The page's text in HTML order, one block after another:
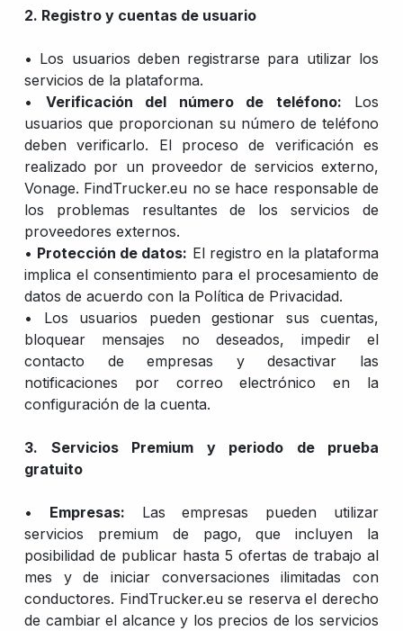
2. Registro y cuentas de usuario
• Los usuarios deben registrarse para utilizar los
servicios de la plataforma.
• Verificación del número de teléfono: Los
usuarios que proporcionan su número de teléfono
deben verificarlo. El proceso de verificación es
realizado por un proveedor de servicios externo,
Vonage. FindTrucker.eu no se hace responsable de
los problemas resultantes de los servicios de
proveedores externos.
• Protección de datos: El registro en la plataforma
implica el consentimiento para el procesamiento de
datos de acuerdo con la Política de Privacidad.
• Los usuarios pueden gestionar sus cuentas,
bloquear mensajes no deseados, impedir el
contacto de empresas y desactivar las
notificaciones por correo electrónico en la
configuración de la cuenta.
3. Servicios Premium y periodo de prueba
gratuito
• Empresas: Las empresas pueden utilizar
servicios premium de pago, que incluyen la
posibilidad de publicar hasta 5 ofertas de trabajo al
mes y de iniciar conversaciones ilimitadas con
conductores. FindTrucker.eu se reserva el derecho
de cambiar el alcance y los precios de los servicios